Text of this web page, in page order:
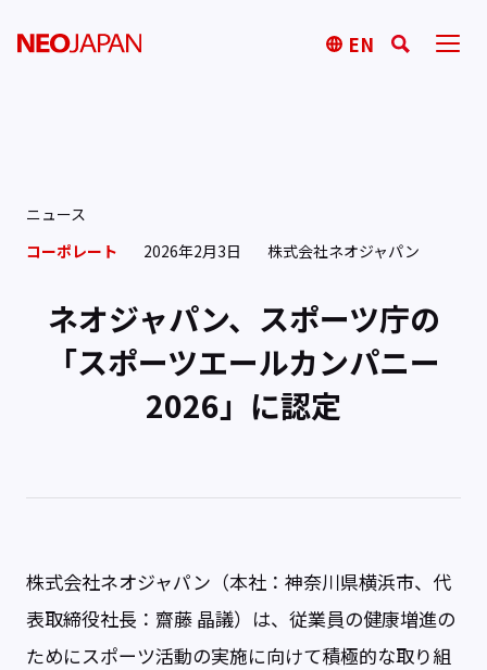
EN
ニュース
コーポレート
2026年2月3日 株式会社ネオジャパン
ネオジャパン、スポーツ庁の
「スポーツエールカンパニー
2026」に認定
株式会社ネオジャパン（本社：神奈川県横浜市、代
表取締役社長：齋藤 晶議）は、従業員の健康増進の
ためにスポーツ活動の実施に向けて積極的な取り組